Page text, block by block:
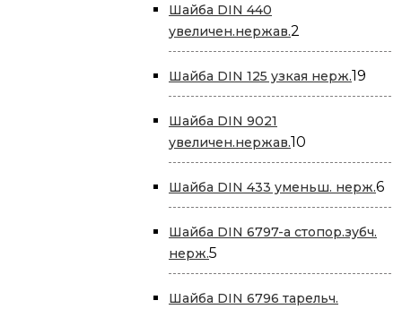
Шайба DIN 440
увеличен.нержав.2
товара
Шайба DIN 125 узкая нерж.19
Шайба DIN 9021
увеличен.нержав.10
товаров
Шайба DIN 433 уменьш. нерж.66
Шайба DIN 6797-a стопор.зубч.
нерж.5
товаров
Шайба DIN 6796 тарельч.